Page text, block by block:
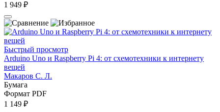
1 949 ₽
Быстрый просмотр
Arduino Uno и Raspberry Pi 4: от схемотехники к интернету
вещей
Макаров С. Л.
Бумага
Формат PDF
1 149 ₽